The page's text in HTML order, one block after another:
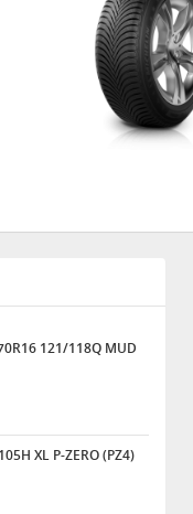
121/118Q MUD
XL P-ZERO (PZ4)